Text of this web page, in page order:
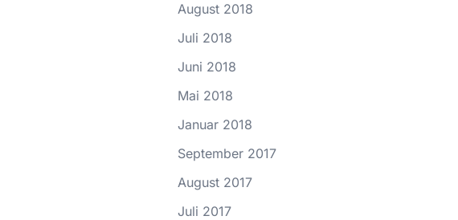
August 2018
Juli 2018
Juni 2018
Mai 2018
Januar 2018
September 2017
August 2017
Juli 2017